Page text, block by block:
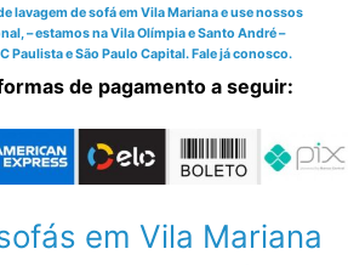
lavagem de sofá em Vila Mariana e use nossos
– estamos na Vila Olímpia e Santo André –
Paulista e São Paulo Capital. Fale já conosco.
de pagamento a seguir:
em Vila Mariana